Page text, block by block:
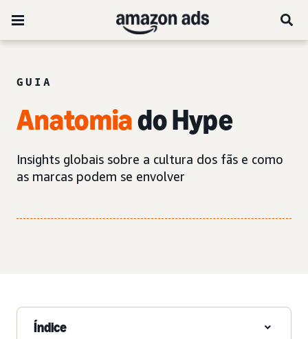
GUIA
Anatomiado Hype
Insights globais sobre a cultura dos fãs e como
as marcas podem se envolver
Índice